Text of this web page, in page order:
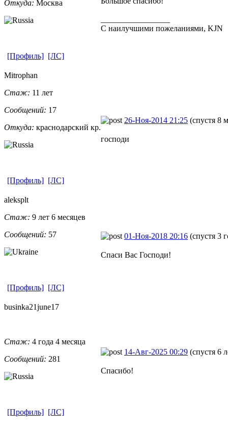
Откуда: Москва
С наилучшими пожеланиями, KJN
[Профиль] [ЛС]
Mitrophan
Стаж: 11 лет
Сообщений: 17
Откуда: краснодарски​й кр.
26-Ноя-2014 21:25 (спустя 8
господи
[Профиль] [ЛС]
aleksplt
Стаж: 9 лет 6 месяцев
Сообщений: 57 01-Ноя-2018 20:16 (спустя 3
Спаси Вас Господи!
[Профиль] [ЛС]
businka21jun​e17
Стаж: 4 года 4 месяца
Сообщений: 281
14-Авг-2025 00:29 (спустя 6
Спасибо!
[Профиль] [ЛС]